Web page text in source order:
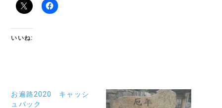
いいね:
お遍路2020 キャッシ
ュバック